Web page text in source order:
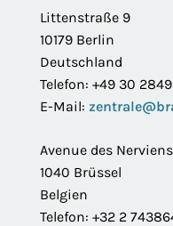
Littenstraße 9
10179 Berlin
Deutschland
Telefon: +49 30
E-Mail:
Avenue des
1040 Brüssel
Belgien
Telefon: +32 2